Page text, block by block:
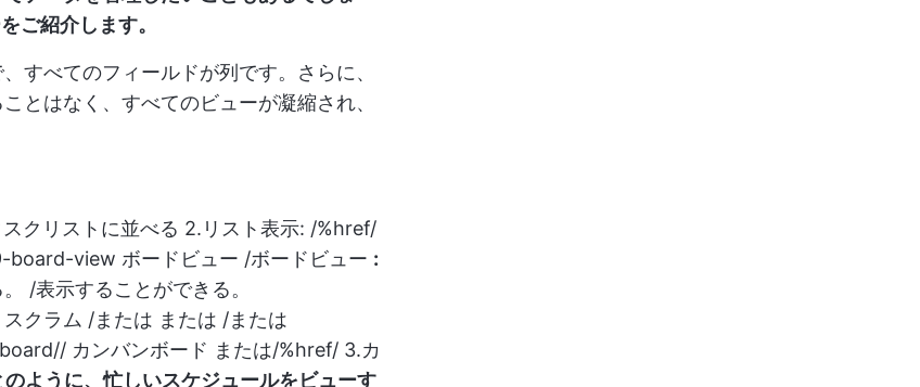
ご紹介します。
すべてのフィールドが列です。さらに、
とはなく、すべてのビューが凝縮され、
クリストに並べる 2.リスト表示: /%href/
board-view ボードビュー /ボードビュー :
/表示することができる。
スクラム /または または /または
カンバンボード または/%href/ 3.カ
ように、忙しいスケジュールをビューす